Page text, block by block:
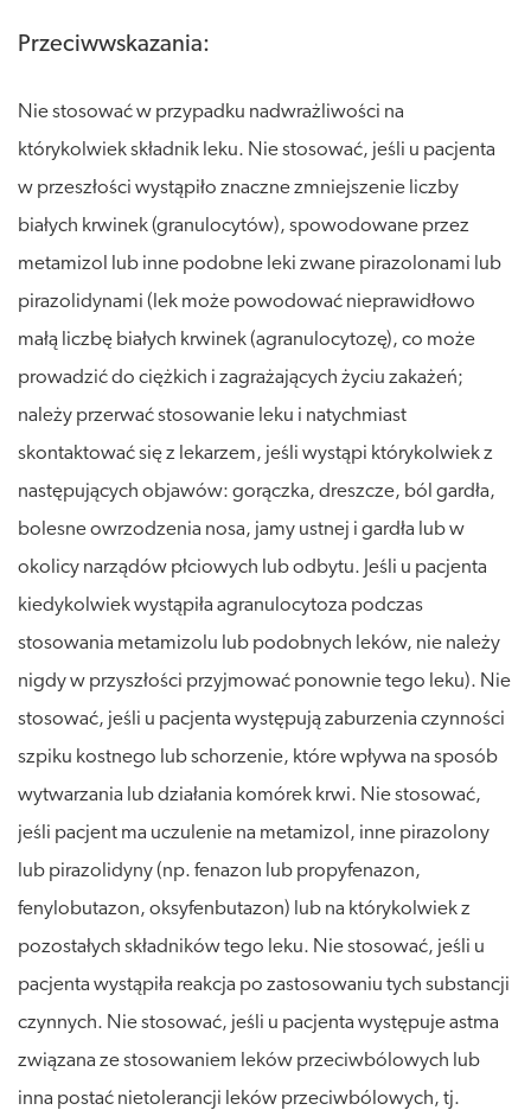
Przeciwwskazania:
Nie stosować w przypadku nadwrażliwości na
którykolwiek składnik leku. Nie stosować, jeśli u pacjenta
w przeszłości wystąpiło znaczne zmniejszenie liczby
białych krwinek (granulocytów), spowodowane przez
metamizol lub inne podobne leki zwane pirazolonami lub
pirazolidynami (lek może powodować nieprawidłowo
małą liczbę białych krwinek (agranulocytozę), co może
prowadzić do ciężkich i zagrażających życiu zakażeń;
należy przerwać stosowanie leku i natychmiast
skontaktować się z lekarzem, jeśli wystąpi którykolwiek z
następujących objawów: gorączka, dreszcze, ból gardła,
bolesne owrzodzenia nosa, jamy ustnej i gardła lub w
okolicy narządów płciowych lub odbytu. Jeśli u pacjenta
kiedykolwiek wystąpiła agranulocytoza podczas
stosowania metamizolu lub podobnych leków, nie należy
nigdy w przyszłości przyjmować ponownie tego leku). Nie
stosować, jeśli u pacjenta występują zaburzenia czynności
szpiku kostnego lub schorzenie, które wpływa na sposób
wytwarzania lub działania komórek krwi. Nie stosować,
jeśli pacjent ma uczulenie na metamizol, inne pirazolony
lub pirazolidyny (np. fenazon lub propyfenazon,
fenylobutazon, oksyfenbutazon) lub na którykolwiek z
pozostałych składników tego leku. Nie stosować, jeśli u
pacjenta wystąpiła reakcja po zastosowaniu tych substancji
czynnych. Nie stosować, jeśli u pacjenta występuje astma
związana ze stosowaniem leków przeciwbólowych lub
inna postać nietolerancji leków przeciwbólowych, tj.